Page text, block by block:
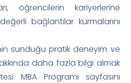
öğrencilerin kariyerlerine
bağlantılar kurmalarını
sunduğu pratik deneyim ve
daha fazla bilgi almak
MBA Programı sayfasını